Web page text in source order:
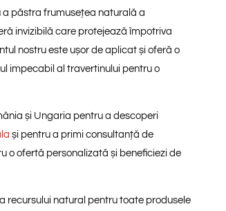
păstra frumusețea naturală a
invizibilă care protejează împotriva
nostru este ușor de aplicat și oferă o
impecabil al travertinului pentru o
și Ungaria pentru a descoperi
și pentru a primi consultanță de
o ofertă personalizată și beneficiezi de
recursului natural pentru toate produsele